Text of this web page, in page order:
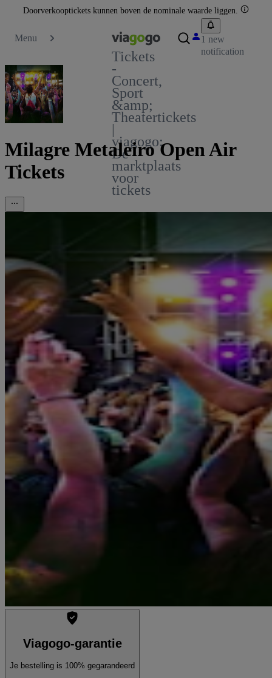
Doorverkooptickets kunnen boven de nominale waarde liggen.
Menu
Tickets
-
Concert,
Sport
&amp;
Theatertickets
|
viagogo:
De
marktplaats
voor
tickets
1 new
notification
Milagre Metaleiro Open Air
Tickets
Viagogo-garantie
Je bestelling is 100% gegarandeerd